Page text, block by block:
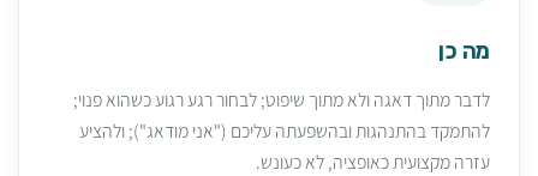
מה כן
לדבר מתוך דאגה ולא מתוך שיפוט; לבחור רגע רגוע כשהוא פנוי;
להתמקד בהתנהגות ובהשפעתה עליכם ("אני מודאג"); ולהציע
עזרה מקצועית כאופציה, לא כעונש.